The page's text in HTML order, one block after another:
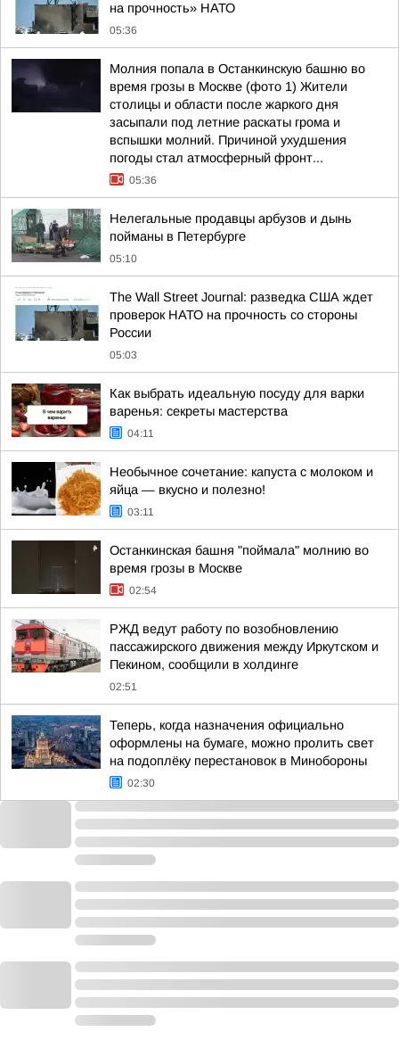
на прочность» НАТО
05:36
Молния попала в Останкинскую башню во
время грозы в Москве (фото 1) Жители
столицы и области после жаркого дня
засыпали под летние раскаты грома и
вспышки молний. Причиной ухудшения
погоды стал атмосферный фронт...
05:36
Нелегальные продавцы арбузов и дынь
пойманы в Петербурге
05:10
The Wall Street Journal: разведка США ждет
проверок НАТО на прочность со стороны
России
05:03
Как выбрать идеальную посуду для варки
варенья: секреты мастерства
04:11
Необычное сочетание: капуста с молоком и
яйца — вкусно и полезно!
03:11
Останкинская башня "поймала" молнию во
время грозы в Москве
02:54
РЖД ведут работу по возобновлению
пассажирского движения между Иркутском и
Пекином, сообщили в холдинге
02:51
Теперь, когда назначения официально
оформлены на бумаге, можно пролить свет
на подоплёку перестановок в Минобороны
02:30